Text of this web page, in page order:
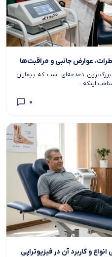
عوارض جانبی و مراقبت‌ها
دغدغه‌ای است که بیماران
اینکه...
0
و کاربرد آن در فیزیوتراپی